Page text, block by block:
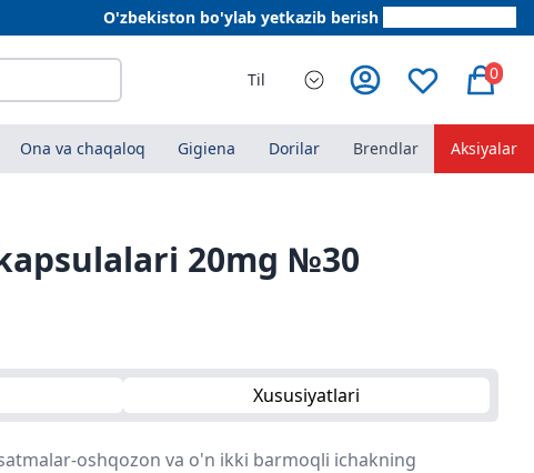
O'zbekiston bo'ylab yetkazib berish
Til 0
Ona va chaqaloq Gigiena Dorilar Brendlar Aksiyalar
20mg №30
Xususiyatlari
oshqozon va o'n ikki barmoqli ichakning